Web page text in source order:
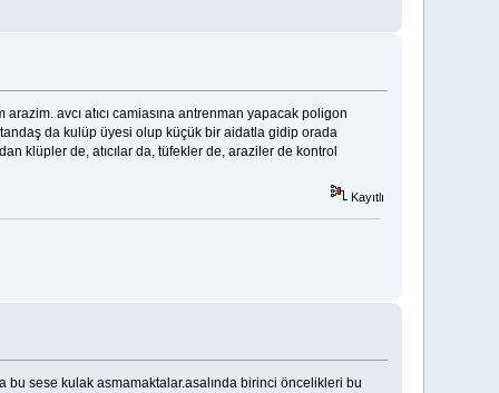
avcı atıcı camiasına antrenman yapacak poligon
da kulüp üyesi olup küçük bir aidatla gidip orada
klüpler de, atıcılar da, tüfekler de, araziler de kontrol
Kayıtlı
bu sese kulak asmamaktalar.asalında birinci öncelikleri bu